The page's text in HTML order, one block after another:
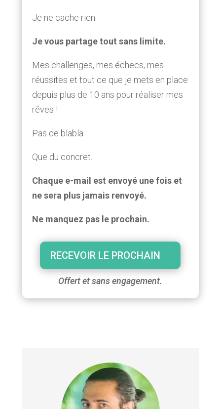
Je ne cache rien.
Je vous partage tout sans limite.
Mes challenges, mes échecs, mes
réussites et tout ce que je mets en place
depuis plus de 10 ans pour réaliser mes
rêves !
Pas de blabla.
Que du concret.
Chaque e-mail est envoyé une fois et
ne sera plus jamais renvoyé.
Ne manquez pas le prochain.
RECEVOIR LE PROCHAIN
Offert et sans engagement.